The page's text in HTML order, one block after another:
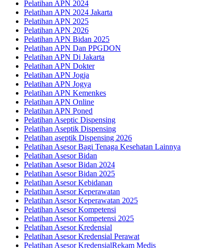
Pelatihan APN 2024
Pelatihan APN 2024 Jakarta
Pelatihan APN 2025
Pelatihan APN 2026
Pelatihan APN Bidan 2025
Pelatihan APN Dan PPGDON
Pelatihan APN Di Jakarta
Pelatihan APN Dokter
Pelatihan APN Jogja
Pelatihan APN Jogya
Pelatihan APN Kemenkes
Pelatihan APN Online
Pelatihan APN Poned
Pelatihan Aseptic Dispensing
Pelatihan Aseptik Dispensing
Pelatihan aseptik Dispensing 2026
Pelatihan Asesor Bagi Tenaga Kesehatan Lainnya
Pelatihan Asesor Bidan
Pelatihan Asesor Bidan 2024
Pelatihan Asesor Bidan 2025
Pelatihan Asesor Kebidanan
Pelatihan Asesor Keperawatan
Pelatihan Asesor Keperawatan 2025
Pelatihan Asesor Kompetensi
Pelatihan Asesor Kompetensi 2025
Pelatihan Asesor Kredensial
Pelatihan Asesor Kredensial Perawat
Pelatihan Asesor KredensialRekam Medis